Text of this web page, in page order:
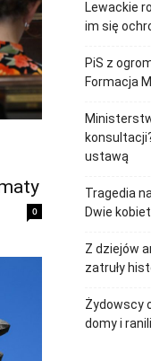
0
Lewackie
im się
PiS z
Formacja
ustawą
Tragedia
Dwie
Z dziejów
zatruły
Żydowscy
domy i